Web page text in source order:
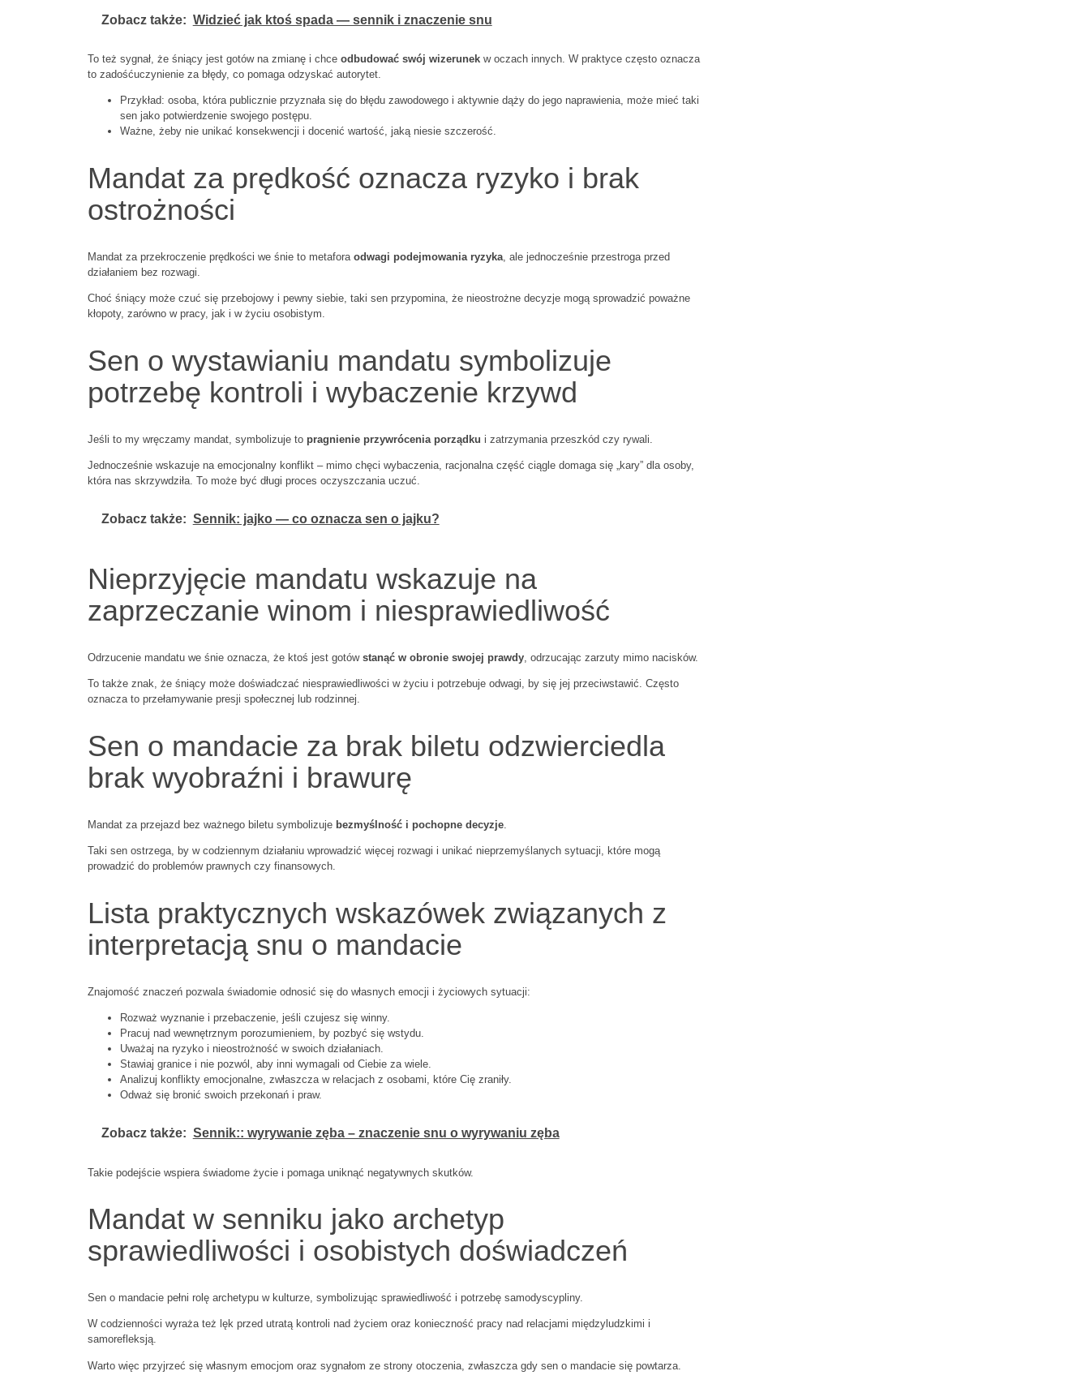
Zobacz także: Widzieć jak ktoś spada — sennik i znaczenie snu
To też sygnał, że śniący jest gotów na zmianę i chce odbudować swój wizerunekw oczach innych. W praktyce często oznacza
to zadośćuczynienie za błędy, co pomaga odzyskać autorytet.
Przykład: osoba, która publicznie przyznała się do błędu zawodowego i aktywnie dąży do jego naprawienia, może mieć taki
sen jako potwierdzenie swojego postępu.
Ważne, żeby nie unikać konsekwencji i docenić wartość, jaką niesie szczerość.
Mandat za prędkość oznacza ryzyko i brak
ostrożności
Mandat za przekroczenie prędkości we śnie to metafora odwagi podejmowania ryzyka, ale jednocześnie przestroga przed
działaniem bez rozwagi.
Choć śniący może czuć się przebojowy i pewny siebie, taki sen przypomina, że nieostrożne decyzje mogą sprowadzić poważne
kłopoty, zarówno w pracy, jak i w życiu osobistym.
Sen o wystawianiu mandatu symbolizuje
potrzebę kontroli i wybaczenie krzywd
Jeśli to my wręczamy mandat, symbolizuje to pragnienie przywrócenia porządku i zatrzymania przeszkód czy rywali.
Jednocześnie wskazuje na emocjonalny konflikt – mimo chęci wybaczenia, racjonalna część ciągle domaga się „kary” dla osoby,
która nas skrzywdziła. To może być długi proces oczyszczania uczuć.
Zobacz także: Sennik: jajko — co oznacza sen o jajku?
Nieprzyjęcie mandatu wskazuje na
zaprzeczanie winom i niesprawiedliwość
Odrzucenie mandatu we śnie oznacza, że ktoś jest gotów stanąć w obronie swojej prawdy, odrzucając zarzuty mimo nacisków.
To także znak, że śniący może doświadczać niesprawiedliwości w życiu i potrzebuje odwagi, by się jej przeciwstawić. Często
oznacza to przełamywanie presji społecznej lub rodzinnej.
Sen o mandacie za brak biletu odzwierciedla
brak wyobraźni i brawurę
Mandat za przejazd bez ważnego biletu symbolizuje bezmyślność i pochopne decyzje.
Taki sen ostrzega, by w codziennym działaniu wprowadzić więcej rozwagi i unikać nieprzemyślanych sytuacji, które mogą
prowadzić do problemów prawnych czy finansowych.
Lista praktycznych wskazówek związanych z
interpretacją snu o mandacie
Znajomość znaczeń pozwala świadomie odnosić się do własnych emocji i życiowych sytuacji:
Rozważ wyznanie i przebaczenie, jeśli czujesz się winny.
Pracuj nad wewnętrznym porozumieniem, by pozbyć się wstydu.
Uważaj na ryzyko i nieostrożność w swoich działaniach.
Stawiaj granice i nie pozwól, aby inni wymagali od Ciebie za wiele.
Analizuj konflikty emocjonalne, zwłaszcza w relacjach z osobami, które Cię zraniły.
Odważ się bronić swoich przekonań i praw.
Zobacz także: Sennik:: wyrywanie zęba – znaczenie snu o wyrywaniu zęba
Takie podejście wspiera świadome życie i pomaga uniknąć negatywnych skutków.
Mandat w senniku jako archetyp
sprawiedliwości i osobistych doświadczeń
Sen o mandacie pełni rolę archetypu w kulturze, symbolizując sprawiedliwość i potrzebę samodyscypliny.
W codzienności wyraża też lęk przed utratą kontroli nad życiem oraz konieczność pracy nad relacjami międzyludzkimi i
samorefleksją.
Warto więc przyjrzeć się własnym emocjom oraz sygnałom ze strony otoczenia, zwłaszcza gdy sen o mandacie się powtarza.